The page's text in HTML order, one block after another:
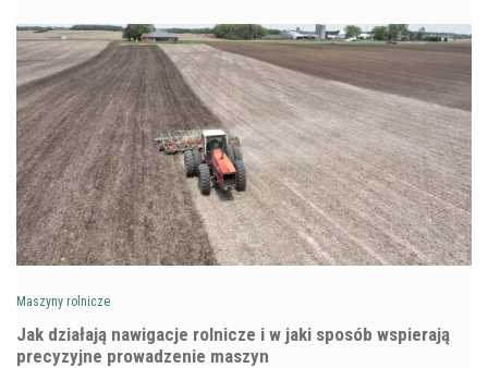
Maszyny rolnicze
Jak działają nawigacje rolnicze i w jaki sposób wspierają
precyzyjne prowadzenie maszyn